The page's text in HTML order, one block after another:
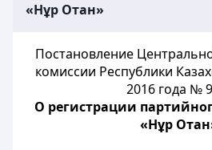
«Нұр Отан»
Постановление
комиссии Республики
2016 года №
О регистрации
«Нұр